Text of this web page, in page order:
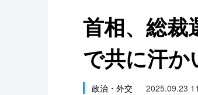
国際
社会
文化
首相、総
で共に汗か
政治・外交 2025.09.23